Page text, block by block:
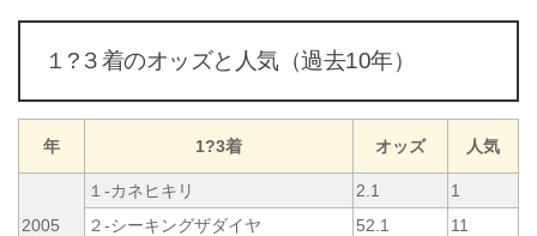
１?３着のオッズと人気（過去10年）
年 1?3着 オッズ 人気
2005
１-カネヒキリ 2.1
1
２-シーキングザダイヤ
52.1
11